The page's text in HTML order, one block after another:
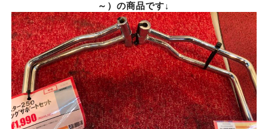
～）の商品です↓